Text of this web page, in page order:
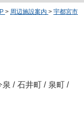
> 周辺施設案内 > 宇都宮市
泉 / 石井町 / 泉町 /